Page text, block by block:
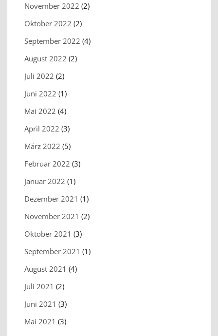
November 2022 (2)
Oktober 2022 (2)
September 2022 (4)
August 2022 (2)
Juli 2022 (2)
Juni 2022 (1)
Mai 2022 (4)
April 2022 (3)
März 2022 (5)
Februar 2022 (3)
Januar 2022 (1)
Dezember 2021 (1)
November 2021 (2)
Oktober 2021 (3)
September 2021 (1)
August 2021 (4)
Juli 2021 (2)
Juni 2021 (3)
Mai 2021 (3)